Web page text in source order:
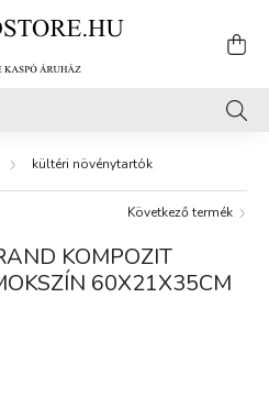
kültéri növénytartók
Következő termék
KOMPOZIT
60X21X35CM